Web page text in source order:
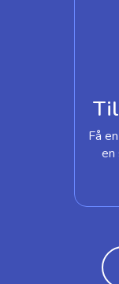
Få
en